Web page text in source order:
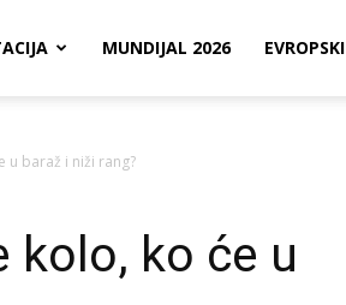
MUNDIJAL 2026 EVROPSKI
u baraž i niži rang?
kolo, ko će u